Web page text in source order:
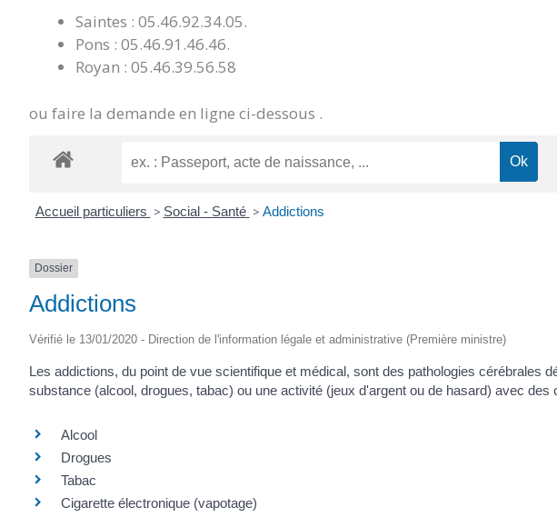
Saintes : 05.46.92.34.05.
Pons : 05.46.91.46.46.
Royan : 05.46.39.56.58
ou faire la demande en ligne ci-dessous .
Accueil particuliers > Social - Santé > Addictions
Dossier
Addictions
Vérifié le 13/01/2020 - Direction de l'information légale et administrative (Première ministre)
Les addictions, du point de vue scientifique et médical, sont des pathologies cérébrales
substance (alcool, drogues, tabac) ou une activité (jeux d'argent ou de hasard) avec
Alcool
Drogues
Tabac
Cigarette électronique (vapotage)